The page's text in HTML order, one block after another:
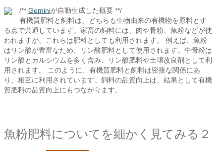
/** Geminiが自動生成した概要 **/
有機質肥料と飼料は、どちらも生物由来の有機物を原料とす
る点で共通しています。家畜の飼料には、肉や骨粉、魚粉などが使
われますが、これらは肥料としても利用されます。 例えば、魚粉
はリン酸が豊富なため、リン酸肥料として使用されます。牛骨粉は
リン酸とカルシウムを多く含み、リン酸肥料や土壌改良剤として利
用されます。 このように、有機質肥料と飼料は密接な関係にあ
り、相互に利用されています。飼料の品質向上は、結果として有機
質肥料の品質向上にもつながります。
魚粉肥料についてを細かく見てみる２